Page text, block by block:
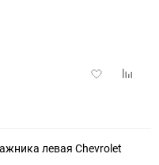
Добавить
левая Chevrolet